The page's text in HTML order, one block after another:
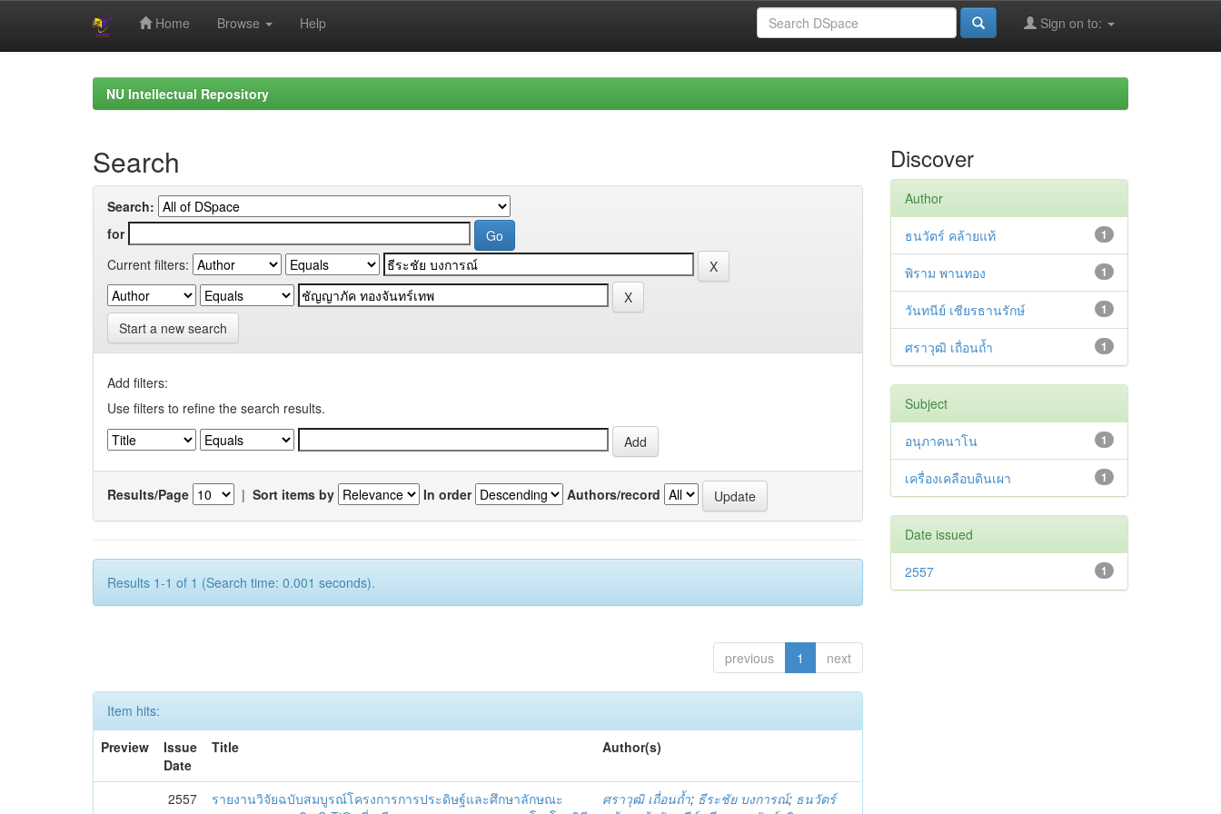
Home Browse Help Sign on to:
NU Intellectual Repository
Search
Search:
for
Current filters:
Start a new search
Add filters:
Use filters to refine the search results.
Results/Page | Sort items by In order Authors/record
Results 1-1 of 1 (Search time: 0.001 seconds).
previous 1 next
Item hits:
Preview
Issue
Date
Title Author(s)
2557
รายงานวิจัยฉบับสมบูรณ์โครงการการประดิษฐ์และศึกษาลักษณะ
ศราวุฒิ เถื่อนถ้ำ; ธีระชัย บงการณ์; ธนวัตร์
Discover
Author
1
ธนวัตร์ คล้ายแท้
1
พิราม พานทอง
1
วันทนีย์ เชียรธานรักษ์
1
ศราวุฒิ เถื่อนถ้ำ
Subject
1
อนุภาคนาโน
1
เครื่องเคลือบดินเผา
Date issued
1
2557